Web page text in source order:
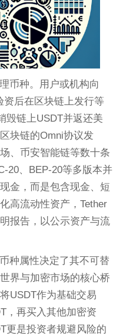
币种。用户或机构向
资后在区块链上发行等
毁链上USDT并返还美
块链的Omni协议发
、币安智能链等数十条
20、BEP-20等多版本并
金，而是包含现金、短
高流动性资产，Tether
报告，以公示资产与流
种属性决定了其不可替
界与加密市场的核心桥
USDT作为基础交易
，再买入其他加密资
更是投资者规避风险的